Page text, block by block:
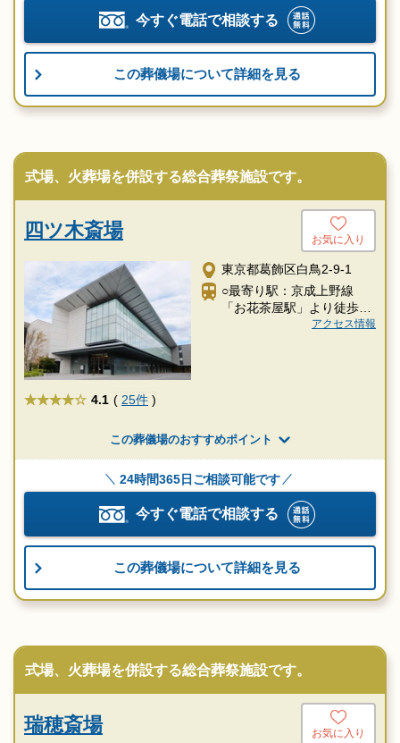
今すぐ電話で相談する
この葬儀場について詳細を見る
式場、火葬場を併設する総合葬祭施設です。
四ツ木斎場 お気に入り
東京都葛飾区白鳥2-9-1
○最寄り駅：京成上野線
「お花茶屋駅」より徒歩5
アクセス情報
★★★★ 4.1 ( 25件 )
この葬儀場のおすすめポイント
24時間365日ご相談可能です
今すぐ電話で相談する
この葬儀場について詳細を見る
式場、火葬場を併設する総合葬祭施設です。
瑞穂斎場 お気に入り